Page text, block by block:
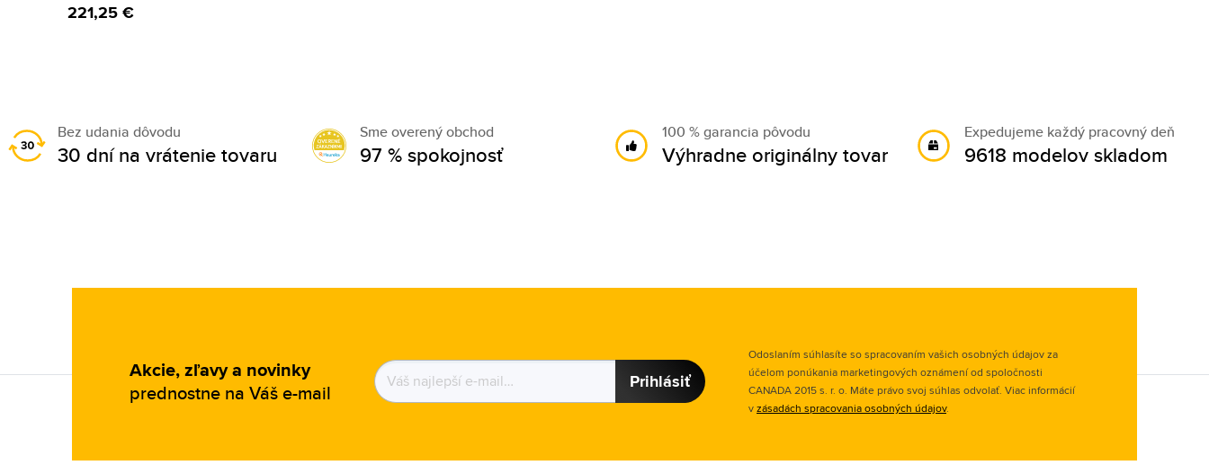
221,25 €
Bez udania dôvodu
30 dní na vrátenie tovaru
Sme overený obchod
97 % spokojnosť
100 % garancia pôvodu
Výhradne originálny tovar
Expedujeme každý pracovný deň
9618 modelov skladom
Akcie, zľavy a novinky
prednostne na Váš e-mail Prihlásiť
Odoslaním súhlasíte so spracovaním vašich osobných údajov za
účelom ponúkania marketingových oznámení od spoločnosti
CANADA 2015 s. r. o. Máte právo svoj súhlas odvolať. Viac informácií
vzásadách spracovania osobných údajov.